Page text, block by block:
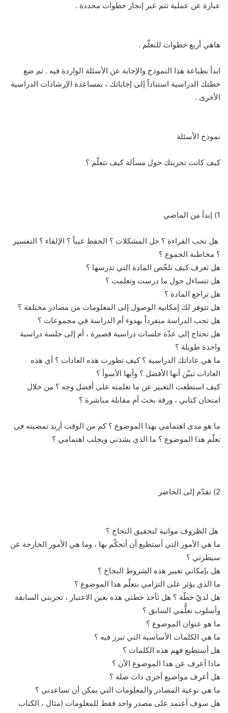
عبارة عن عملية تتم عبر إنجاز خطوات محددة .
هاهي أربع خطوات للتعلّم .
ابدأ بطباعة هذا النموذج والإجابة عن الأسئلة الواردة فيه . ثم ضع
خطتك الدراسية استناداً إلى إجاباتك ، بمساعدة الإرشادات الدراسية
الأخرى .
نموذج الأسئلة
كيف كانت تجربتك حول مسألة كيف تتعلّم ؟
1) إبدأ من الماضي
هل تحب القراءة ؟ حل المشكلات ؟ الحفظ غيباً ؟ الإلقاء ؟ التفسير
؟ مخاطبة الجموع ؟
هل تعرف كيف تلخّص المادة التي تدرسها ؟
هل تتساءل حول ما درست وتعلمت ؟
هل تراجع المادة ؟
هل تتوفر لك إمكانية الوصول إلى المعلومات من مصادر مختلفة ؟
هل تحب الدراسة منفرداً بهدوء أم الدراسة في مجموعات ؟
هل تحتاج إلى عدّة جلسات دراسية قصيرة ، أم إلى جلسة دراسية
واحدة طويلة ؟
ما هي عاداتك الدراسية ؟ كيف تطورت هذه العادات ؟ أي هذه
العادات تبيّن أنها الأفضل ؟ وأيها الأسوأ ؟
كيف استطعت التعبير عن ما تعلمته على أفضل وجه ؟ من خلال
امتحان كتابي ، ورقة بحث أم مقابلة مباشرة ؟
ما هو مدى اهتمامي بهذا الموضوع ؟ كم من الوقت أريد تمضيته في
تعلّم هذا الموضوع ؟ ما الذي يشدني ويجلب اهتمامي ؟
2) تقدّم إلى الحاضر
هل الظروف مواتية لتحقيق النجاح ؟
ما هي الأمور التي أستطيع أن أتحكّم بها ، وما هي الأمور الخارجة عن
سيطرتي ؟
هل بإمكاني تغيير هذه الشروط النجاح ؟
ما الذي يؤثر على التزامي بتعلّم هذا الموضوع ؟
هل لديّ خطّة ؟ هل تأخذ خطتي هذه بعين الاعتبار ، تجربتي السابقة
وأسلوب تعلُّمي السابق ؟
ما هو عنوان الموضوع ؟
ما هي الكلمات الأساسية التي تبرز فيه ؟
هل أستطيع فهم هذه الكلمات ؟
ماذا أعرف عن هذا الموضوع الآن ؟
هل أعرف مواضيع أخرى ذات صلة ؟
ما هي نوعية المصادر والمعلومات التي يمكن أن تساعدني ؟
هل سوف أعتمد على مصدر واحد فقط للمعلومات (مثال ، الكتاب